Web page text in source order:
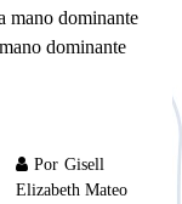
mano dominante
dominante
Por Gisell
Elizabeth Mateo